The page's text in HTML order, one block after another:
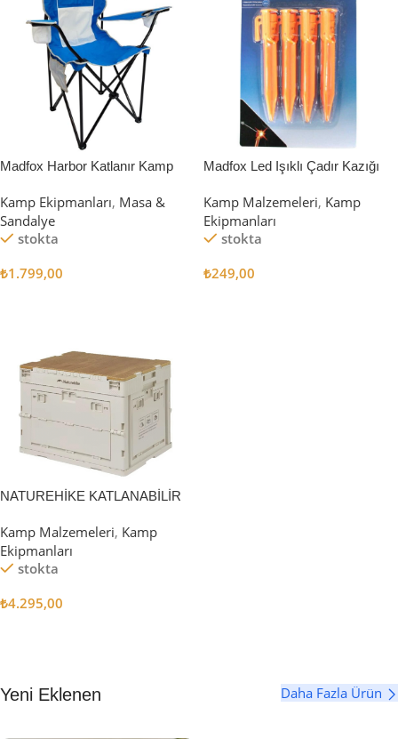
Madfox Harbor Katlanır Kamp
Kamp Ekipmanları, Masa &
Sandalye
stokta
₺1.799,00
Madfox Led Işıklı Çadır Kazığı
Kamp Malzemeleri, Kamp
Ekipmanları
stokta
₺249,00
NATUREHİKE KATLANABİLİR
Kamp Malzemeleri, Kamp
Ekipmanları
stokta
₺4.295,00
Yeni Eklenen Daha Fazla Ürün